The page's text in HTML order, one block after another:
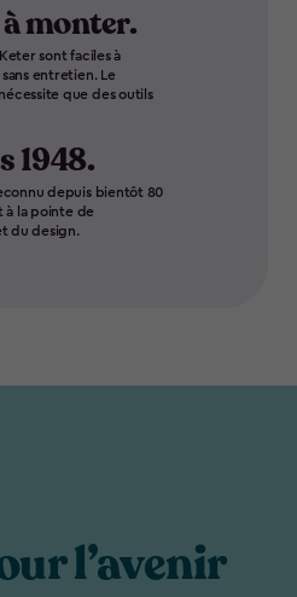
monter.
sont faciles à
entretien. Le
que des outils
1948.
depuis bientôt 80
à la pointe de
du design.
l’avenir